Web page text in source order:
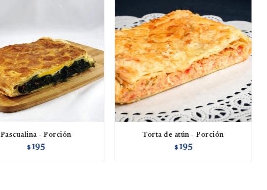
Pascualina - Porción
$ 195
Torta de atún - Porción
$ 195